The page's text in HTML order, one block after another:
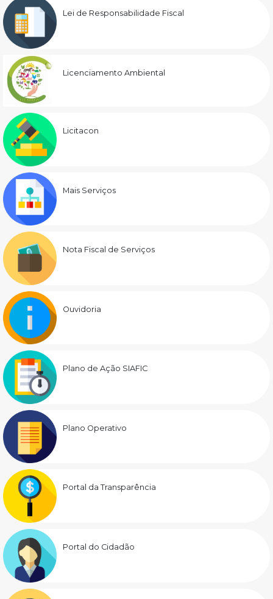
Lei de Responsabilidade Fiscal
Licenciamento Ambiental
Licitacon
Mais Serviços
Nota Fiscal de Serviços
Ouvidoria
Plano de Ação SIAFIC
Plano Operativo
Portal da Transparência
Portal do Cidadão